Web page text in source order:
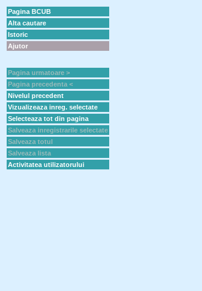
Pagina BCUB
Alta cautare
Istoric
Ajutor
Pagina urmatoare >
Pagina precedenta <
Nivelul precedent
Vizualizeaza inreg. selectate
Selecteaza tot din pagina
Salveaza inregistrarile selectate
Salveaza totul
Salveaza lista
Activitatea utilizatorului